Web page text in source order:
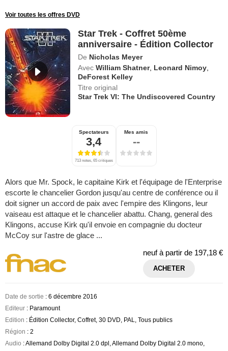
Voir toutes les offres DVD
Star Trek - Coffret 50ème
anniversaire - Édition Collector
De Nicholas Meyer
Avec William Shatner, Leonard Nimoy
DeForest Kelley
Titre original
Star Trek VI: The Undiscovered Country
Spectateurs
3,4
713 notes, 65 critiques
Mes amis
--
Alors que Mr. Spock, le capitaine Kirk et l'équipage de l'Enterprise
escorte le chancelier Gordon jusqu'au centre de conférence ou il
doit signer un accord de paix avec l'empire des Klingons, leur
vaiseau est attaque et le chancelier abattu. Chang, general des
Klingons, accuse Kirk qu'il envoie en compagnie du docteur
McCoy sur l'astre de glace ...
neuf à partir de 197,18 €
ACHETER
Date de sortie : 6 décembre 2016
Editeur : Paramount
Edition : Édition Collector, Coffret, 30 DVD, PAL, Tous publics
Région : 2
Audio : Allemand Dolby Digital 2.0 dpl, Allemand Dolby Digital 2.0 mono,